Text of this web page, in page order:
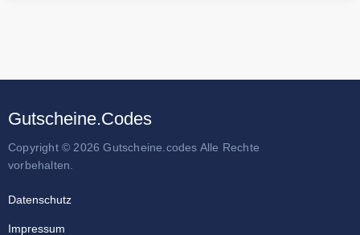
Gutscheine.Codes
Copyright © 2026 Gutscheine.codes Alle Rechte
vorbehalten.
Datenschutz
Impressum